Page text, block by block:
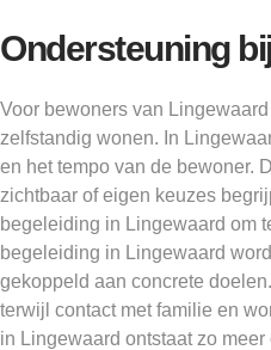
Ondersteuning
Voor bewoners van
zelfstandig wonen. In
en het tempo van de bewoner.
zichtbaar of eigen keuzes
begeleiding in Lingewaard om
begeleiding in Lingewaard
gekoppeld aan concrete
terwijl contact met familie en
in Lingewaard ontstaat zo